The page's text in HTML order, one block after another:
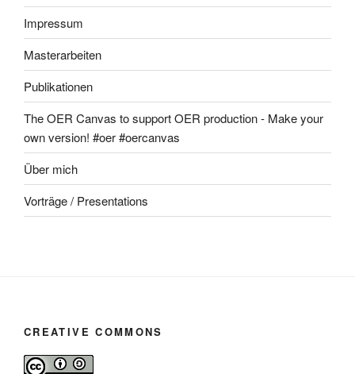
Impressum
Masterarbeiten
Publikationen
The OER Canvas to support OER production - Make your
own version! #oer #oercanvas
Über mich
Vorträge / Presentations
CREATIVE COMMONS